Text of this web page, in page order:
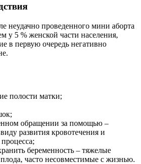
неудачно проведенного мини аборта
у 5 % женской части населения,
в первую очередь негативно
полости матки;
обращении за помощью –
развития кровотечения и
беременность – тяжелые
часто несовместимые с жизнью.